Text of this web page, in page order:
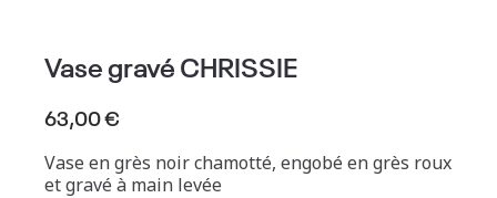
Vase gravé CHRISSIE
63,00€
Vase en grès noir chamotté, engobé en grès roux
et gravé à main levée